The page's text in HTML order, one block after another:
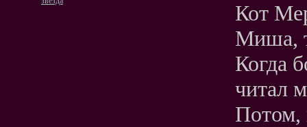
Кот
Миша,
Когда
читал
Потом,